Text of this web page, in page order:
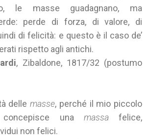
le masse guadagnano, ma
perde di forza, di valore, di
di felicità: e questo è il caso de’
rispetto agli antichi.
, Zibaldone, 1817/32 (postumo
delle masse, perché il mio piccolo
una massafelice,
non felici.